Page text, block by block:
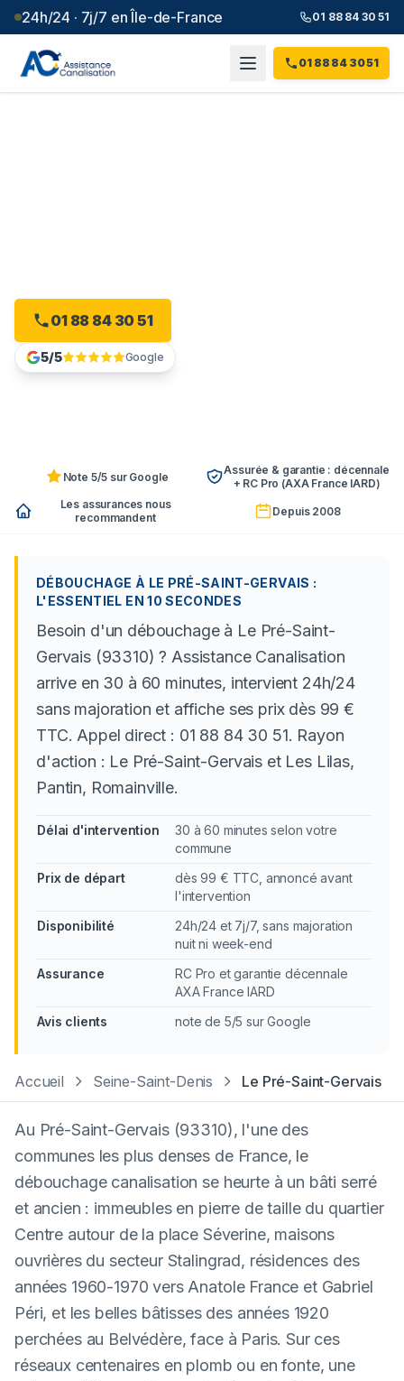
24h/24 · 7j/7 en Île-de-France 01 88 84 30 51
01 88 84 30 51
01 88 84 30 51
5/5 Google
Note 5/5 sur Google
Assurée & garantie : décennale
+ RC Pro (AXA France IARD)
Les assurances nous
recommandent
Depuis 2008
DÉBOUCHAGE À LE PRÉ-SAINT-GERVAIS :
L'ESSENTIEL EN 10 SECONDES
Besoin d'un débouchage à Le Pré-Saint-
Gervais (93310) ? Assistance Canalisation
arrive en 30 à 60 minutes, intervient 24h/24
sans majoration et affiche ses prix dès 99 €
TTC. Appel direct : 01 88 84 30 51. Rayon
d'action : Le Pré-Saint-Gervais et Les Lilas,
Pantin, Romainville.
Délai d'intervention
30 à 60 minutes selon votre
commune
Prix de départ
dès 99 € TTC, annoncé avant
l'intervention
Disponibilité
24h/24 et 7j/7, sans majoration
nuit ni week-end
Assurance
RC Pro et garantie décennale
AXA France IARD
Avis clients
note de 5/5 sur Google
Accueil Seine-Saint-Denis Le Pré-Saint-Gervais
Au Pré-Saint-Gervais (93310), l'une des
communes les plus denses de France, le
débouchage canalisation se heurte à un bâti serré
et ancien : immeubles en pierre de taille du quartier
Centre autour de la place Séverine, maisons
ouvrières du secteur Stalingrad, résidences des
années 1960-1970 vers Anatole France et Gabriel
Péri, et les belles bâtisses des années 1920
perchées au Belvédère, face à Paris. Sur ces
réseaux centenaires en plomb ou en fonte, une